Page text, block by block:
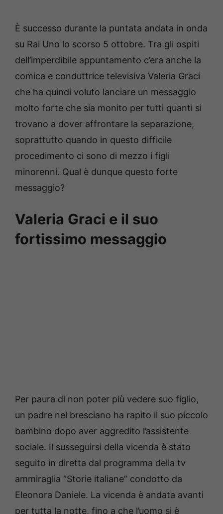
È successo durante la puntata andata in onda
su Rai Uno lo scorso 5 ottobre. Tra gli ospiti
dell’imperdibile appuntamento c’era anche la
comica e conduttrice televisiva Valeria Graci
che ha quindi voluto lanciare un messaggio
molto forte che sia monito per tutti quanti si
trovano a dover affrontare la separazione,
soprattutto quando in questo difficile
procedimento ci sono di mezzo i figli
minorenni. Qual è dunque questo forte
messaggio?
Valeria Graci e il suo
fortissimo messaggio
Per paura di non poter più vedere suo figlio,
un padre nel bresciano ha rapito il suo piccolo
bambino dopo aver aggredito l’assistente
sociale. Il susseguirsi della vicenda è stato
seguito in diretta dal programma della tv
ammiraglia “Storie italiane” condotto da
Eleonora Daniele. La vicenda è andata avanti
per tutta la notte, fino a che l’uomo si è